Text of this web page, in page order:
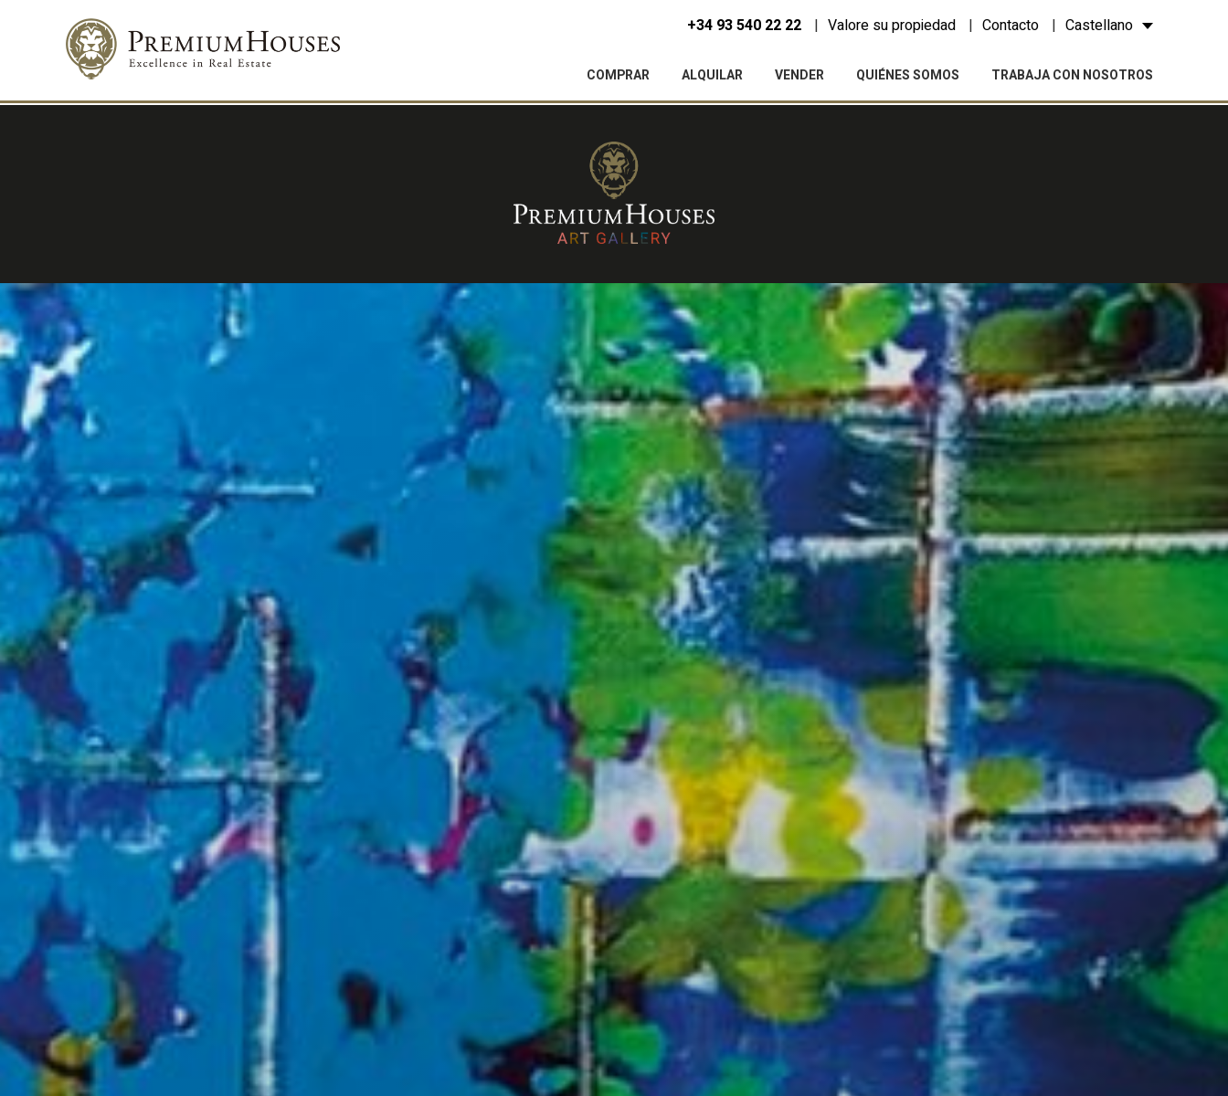
+34 93 540 22 22 Valore su propiedad Contacto Castellano
COMPRAR ALQUILAR VENDER QUIÉNES SOMOS TRABAJA CON NOSOTROS
Modificar cookies
Técnicas y funcionales
Siempre activas
Este sitio web utiliza Cookies propias para recopilar información con la finalidad de
mejorar nuestros servicios. Si continua navegando, supone la aceptación de la
instalación de las mismas. El usuario tiene la posibilidad de configurar su navegador
pudiendo, si así lo desea, impedir que sean instaladas en su disco duro, aunque
deberá tener en cuenta que dicha acción podrá ocasionar dificultades de navegación
de la página web.
Analíticas y personalización
Permiten realizar el seguimiento y análisis del comportamiento de los usuarios de este
sitio web. La información recogida mediante este tipo de cookies se utiliza en la
medición de la actividad de la web para la elaboración de perfiles de navegación de
los usuarios con el fin de introducir mejoras en función del análisis de los datos de uso
que hacen los usuarios del servicio. Permiten guardar la información de preferencia
del usuario para mejorar la calidad de nuestros servicios y para ofrecer una mejor
experiencia a través de productos recomendados.
Marketing y publicidad
Estas cookies son utilizadas para almacenar información sobre las preferencias y
elecciones personales del usuario a través de la observación continuada de sus
hábitos de navegación. Gracias a ellas, podemos conocer los hábitos de navegación
en el sitio web y mostrar publicidad relacionada con el perfil de navegación del